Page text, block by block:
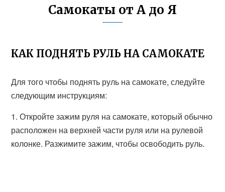
Самокаты от А до Я
КАК ПОДНЯТЬ РУЛЬ НА САМОКАТЕ
Для того чтобы поднять руль на самокате, следуйте
следующим инструкциям:
1. Откройте зажим руля на самокате, который обычно
расположен на верхней части руля или на рулевой
колонке. Разжимите зажим, чтобы освободить руль.